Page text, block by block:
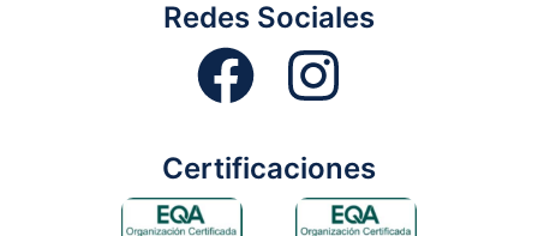
Redes Sociales
Certificaciones